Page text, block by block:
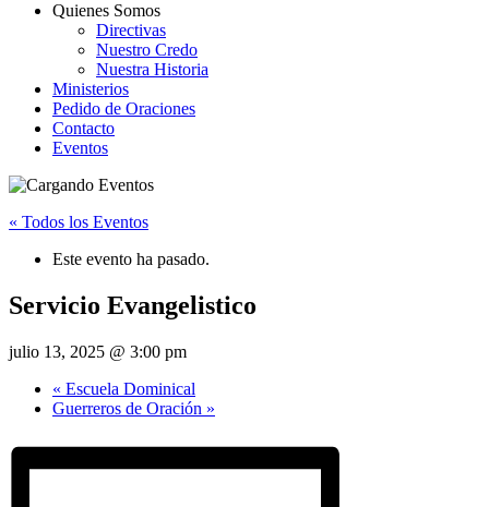
Quienes Somos
Directivas
Nuestro Credo
Nuestra Historia
Ministerios
Pedido de Oraciones
Contacto
Eventos
« Todos los Eventos
Este evento ha pasado.
Servicio Evangelistico
julio 13, 2025 @ 3:00 pm
« Escuela Dominical
Guerreros de Oración »